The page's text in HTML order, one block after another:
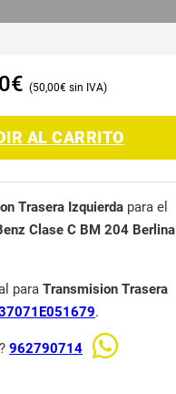
€ 50,00€
AL CARRITO
Trasera Izquierda para el
Clase C BM 204 Berlina
para Transmision Trasera
.
962790714